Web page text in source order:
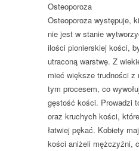
Osteoporoza
Osteoporoza występuje,
nie jest w stanie
ilości pionierskiej kości,
utraconą warstwę. Z
mieć większe trudności z
tym procesem, co
gęstość kości. Prowadzi
oraz kruchych kości,
łatwiej pękać. Kobiety
kości aniżeli mężczyźni,